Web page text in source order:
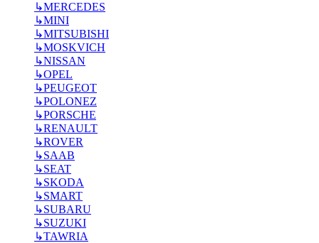
↳MERCEDES
↳MINI
↳MITSUBISHI
↳MOSKVICH
↳NISSAN
↳OPEL
↳PEUGEOT
↳POLONEZ
↳PORSCHE
↳RENAULT
↳ROVER
↳SAAB
↳SEAT
↳SKODA
↳SMART
↳SUBARU
↳SUZUKI
↳TAWRIA